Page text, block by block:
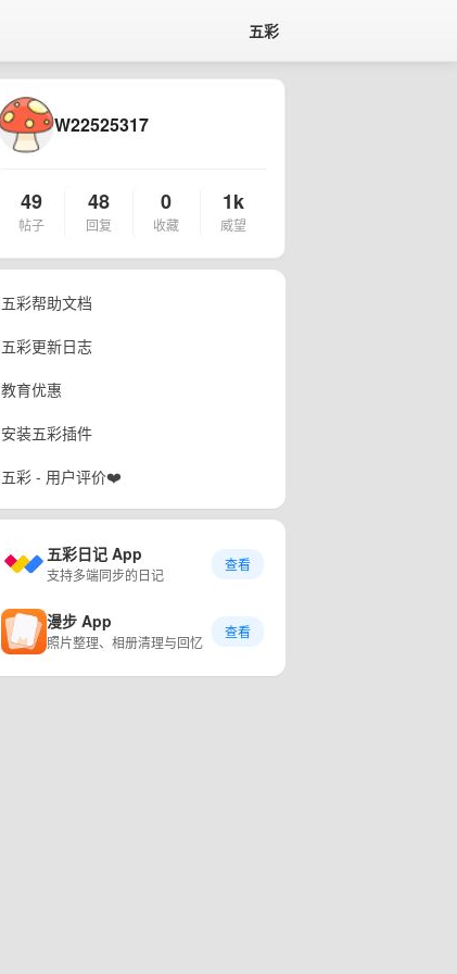
五彩
W22525317
49
帖子
48
回复
0
收藏
1k
威望
五彩帮助文档
五彩更新日志
教育优惠
安装五彩插件
五彩 - 用户评价❤️
五彩日记 App
支持多端同步的日记
查看
漫步 App
照片整理、相册清理与回忆
查看